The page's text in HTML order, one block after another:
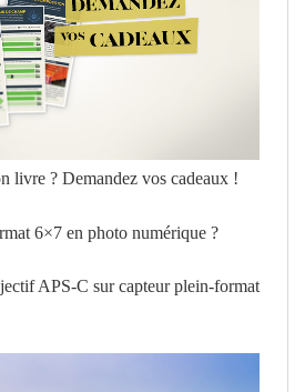
livre ? Demandez vos cadeaux !
6×7 en photo numérique ?
APS-C sur capteur plein-format